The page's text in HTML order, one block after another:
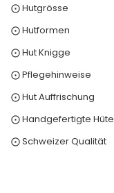
⨀ Hutgrösse
⨀ Hutformen
⨀ Hut Knigge
⨀ Pflegehinweise
⨀ Hut Auffrischung
⨀ Handgefertigte Hüte
⨀ Schweizer Qualität